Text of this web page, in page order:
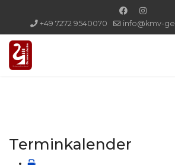
+49 7272 9540070 info@kmv-
Terminkalender